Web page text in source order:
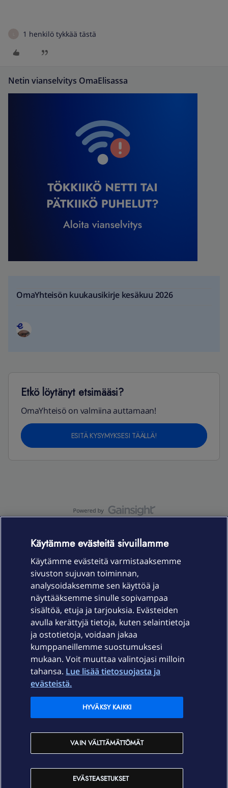
1 henkilö tykkää tästä
Netin vianselvitys OmaElisassa
OmaYhteisön kuukausikirje kesäkuu 2026
Etkö löytänyt etsimääsi?
OmaYhteisö on valmiina auttamaan!
ESITÄ KYSYMYKSESI TÄÄLLÄ!
Laitteet & liittymät
Palvelut
Ajankohtaista
Elisa Oyj
In English
Käytämme evästeitä sivuillamme
Käytämme evästeitä varmistaaksemme
sivuston sujuvan toiminnan,
analysoidaksemme sen käyttöä ja
näyttääksemme sinulle sopivampaa
sisältöä, etuja ja tarjouksia. Evästeiden
avulla kerättyjä tietoja, kuten selaintietoja
ja ostotietoja, voidaan jakaa
kumppaneillemme suostumuksesi
mukaan. Voit muuttaa valintojasi milloin
tahansa. Lue lisää tietosuojasta ja
evästeistä.
EVÄSTEASETUKSET
VAIN VÄLTTÄMÄTTÖMÄT
HYVÄKSY KAIKKI